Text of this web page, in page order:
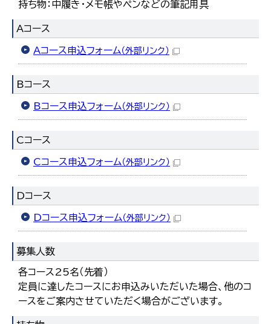
持ち物：中履き・メモ帳やペンなどの筆記用具
Aコース
Aコース申込フォーム （外部リンク）
Bコース
Bコース申込フォーム （外部リンク）
Cコース
Cコース申込フォーム （外部リンク）
Dコース
Dコース申込フォーム （外部リンク）
募集人数
各コース25名（先着）
定員に達したコースにお申込みいただいた場合、他のコ
ースをご案内させていただく場合がございます。